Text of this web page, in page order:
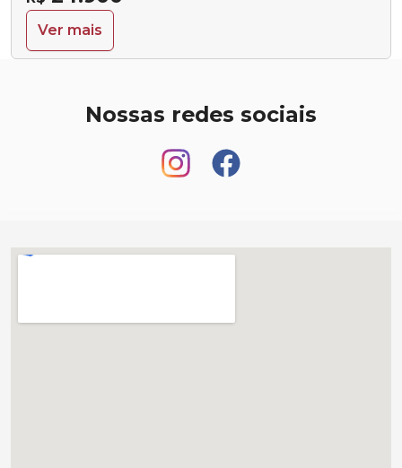
Ver mais
Nossas redes sociais